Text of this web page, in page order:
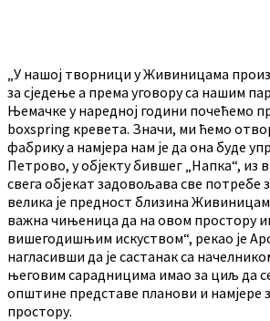
„У нашој творници у Живиницама
за сједење а према уговору са нашим
Њемачке у наредној години почећемо
boxspring кревета. Значи, ми ћемо
фабрику а намјера нам је да она буде
Петрово, у објекту бившег „Напка“, из
свега објекат задовољава све потребе
велика је предност близина
важна чињеница да на овом простору
вишегодишњим искуством“, рекао је
нагласивши да је састанак са
његовим сарадницима имао за циљ да
општине представе планови и намјере
простору.